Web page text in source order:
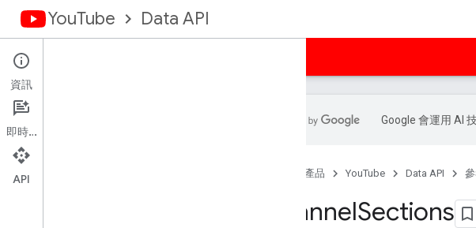
YouTube Data API
總覽
活動
Google 會運用 AI
產品 YouTube Data API
ChannelSections
資訊
即時通訊
API